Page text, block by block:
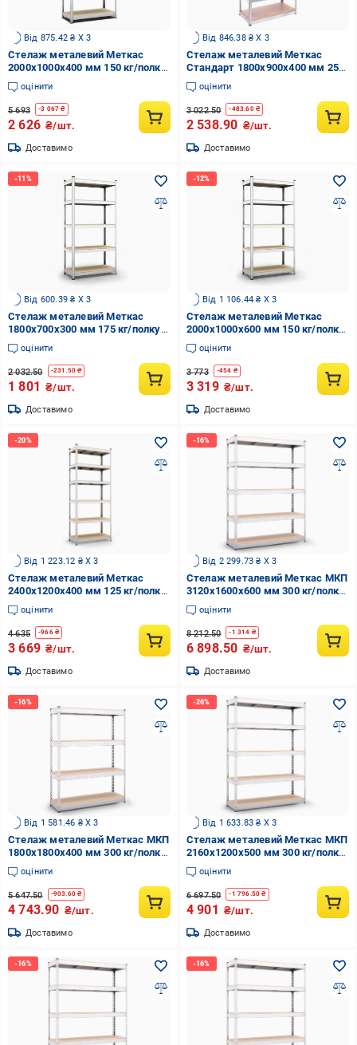
Від 875.42 ₴ X 3
Стелаж металевий Меткас
2000x1000x400 мм 150 кг/полку
ДСП (БД-11)
оцінити
5 693 -3 067 ₴
2 626 ₴/шт.
Доставимо
Від 846.38 ₴ X 3
Стелаж металевий Меткас
Стандарт 1800x900x400 мм 250
кг/полку ДСП/МДФ (СТ-1)
оцінити
3 022.50 -483.60₴
2 538.90 ₴/шт.
Доставимо
Від 600.39 ₴ X 3
Стелаж металевий Меткас
1800x700x300 мм 175 кг/полку
МДФ (БМ-4)
оцінити
2 032.50 -231.50 ₴
1 801 ₴/шт.
Доставимо
Від 1 106.44 ₴ X 3
Стелаж металевий Меткас
2000x1000x600 мм 150 кг/полку
МДФ (БМ-14)
оцінити
3 773 -454 ₴
3 319 ₴/шт.
Доставимо
Від 1 223.12 ₴ X 3
Стелаж металевий Меткас
2400x1200x400 мм 125 кг/полку
МДФ (БМ-19)
оцінити
4 635 -966₴
3 669 ₴/шт.
Доставимо
Від 2 299.73 ₴ X 3
Стелаж металевий Меткас МКП
3120x1600x600 мм 300 кг/полку
(МКП-35)
оцінити
8 212.50 -1 314 ₴
6 898.50 ₴/шт.
Доставимо
Від 1 581.46 ₴ X 3
Стелаж металевий Меткас МКП
1800x1800x400 мм 300 кг/полку
(МКП-13)
оцінити
5 647.50 -903.60 ₴
4 743.90 ₴/шт.
Доставимо
Від 1 633.83 ₴ X 3
Стелаж металевий Меткас МКП
2160x1200x500 мм 300 кг/полку
(МКП-18)
оцінити
6 697.50 -1 796.50 ₴
4 901 ₴/шт.
Доставимо